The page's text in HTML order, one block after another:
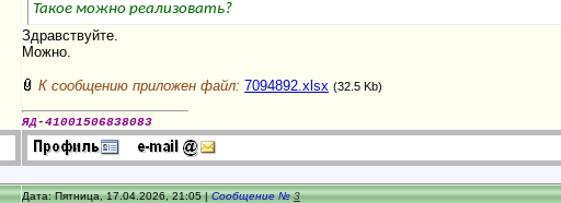
Такое можно реализовать?
Здравствуйте.
Можно.
К сообщению приложен файл: 7094892.xlsx (32.5 Kb)
ЯД-41001506838083
Дата: Пятница, 17.04.2026, 21:05 |Сообщение №3